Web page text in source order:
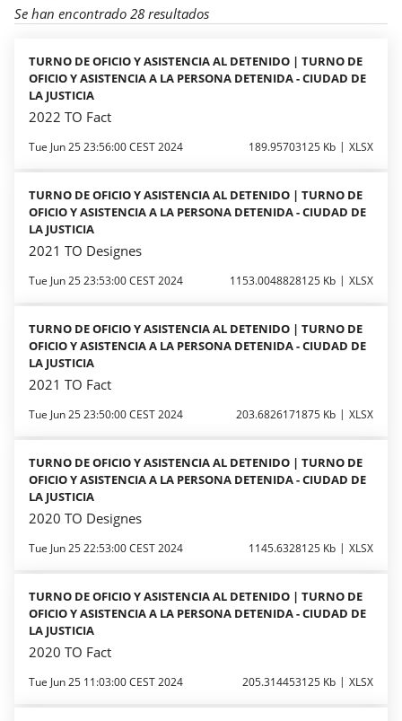
Se han encontrado 28 resultados
TURNO DE OFICIO Y ASISTENCIA AL DETENIDO | TURNO DE
OFICIO Y ASISTENCIA A LA PERSONA DETENIDA - CIUDAD DE
LA JUSTICIA
2022 TO Fact
Tue Jun 25 23:56:00 CEST 2024 189.95703125 Kb XLSX
TURNO DE OFICIO Y ASISTENCIA AL DETENIDO | TURNO DE
OFICIO Y ASISTENCIA A LA PERSONA DETENIDA - CIUDAD DE
LA JUSTICIA
2021 TO Designes
Tue Jun 25 23:53:00 CEST 2024 1153.0048828125 Kb XLSX
TURNO DE OFICIO Y ASISTENCIA AL DETENIDO | TURNO DE
OFICIO Y ASISTENCIA A LA PERSONA DETENIDA - CIUDAD DE
LA JUSTICIA
2021 TO Fact
Tue Jun 25 23:50:00 CEST 2024 203.6826171875 Kb XLSX
TURNO DE OFICIO Y ASISTENCIA AL DETENIDO | TURNO DE
OFICIO Y ASISTENCIA A LA PERSONA DETENIDA - CIUDAD DE
LA JUSTICIA
2020 TO Designes
Tue Jun 25 22:53:00 CEST 2024 1145.6328125 Kb XLSX
TURNO DE OFICIO Y ASISTENCIA AL DETENIDO | TURNO DE
OFICIO Y ASISTENCIA A LA PERSONA DETENIDA - CIUDAD DE
LA JUSTICIA
2020 TO Fact
Tue Jun 25 11:03:00 CEST 2024 205.314453125 Kb XLSX